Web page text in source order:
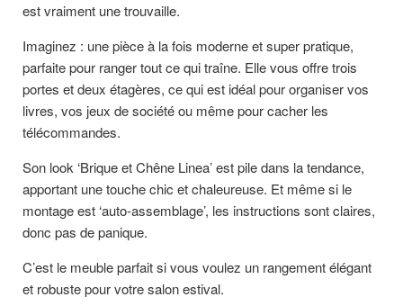
est vraiment une trouvaille.
Imaginez : une pièce à la fois moderne et super pratique,
parfaite pour ranger tout ce qui traîne. Elle vous offre trois
portes et deux étagères, ce qui est idéal pour organiser vos
livres, vos jeux de société ou même pour cacher les
télécommandes.
Son look ‘Brique et Chêne Linea’ est pile dans la tendance,
apportant une touche chic et chaleureuse. Et même si le
montage est ‘auto-assemblage’, les instructions sont claires,
donc pas de panique.
C’est le meuble parfait si vous voulez un rangement élégant
et robuste pour votre salon estival.